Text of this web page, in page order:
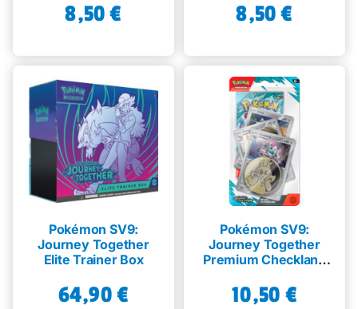
8,50€ 8,50€
Pokémon SV9:
Journey Together
Elite Trainer Box
64,90€
Pokémon SV9:
Journey Together
Premium Checklane
10,50 €